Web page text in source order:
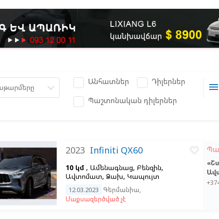
Անհատներ
Դիլերներ
Պաշտոնական դիլերներ
menu
2023 Infiniti QX60
10 կմ , Ամենագնաց, Բենզին,
Ավտոմատ, Ձախ, Կապույտ
12.03.2023 Գերմանիա,
Մաքսազերծված չէ
favorite_border